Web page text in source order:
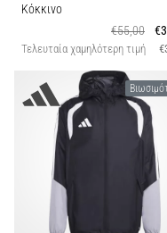
Κόκκινο
€55,00
Τελευταία χαμηλότερη τιμή